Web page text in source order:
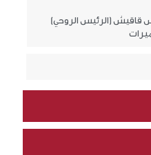
قاقيش (الرئيس الروحي)